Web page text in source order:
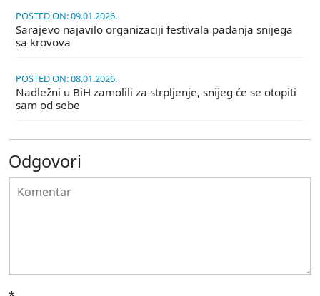
POSTED ON: 09.01.2026.
Sarajevo najavilo organizaciji festivala padanja snijega
sa krovova
POSTED ON: 08.01.2026.
Nadležni u BiH zamolili za strpljenje, snijeg će se otopiti
sam od sebe
Odgovori